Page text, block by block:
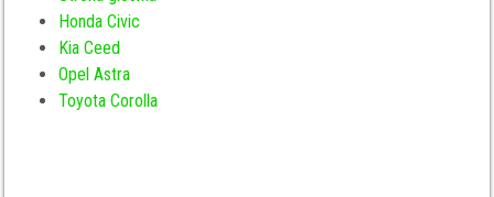
Honda Civic
Kia Ceed
Opel Astra
Toyota Corolla